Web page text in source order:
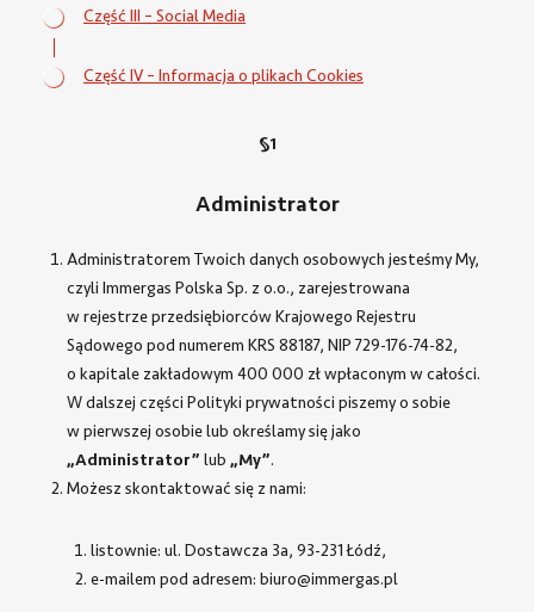
Część III – Social Media
Część IV – Informacja o plikach Cookies
§1
Administrator
Administratorem Twoich danych osobowych jesteśmy My,
czyli Immergas Polska Sp. z o.o., zarejestrowana
w rejestrze przedsiębiorców Krajowego Rejestru
Sądowego pod numerem KRS 88187, NIP 729-176-74-82,
o kapitale zakładowym 400 000 zł wpłaconym w całości.
W dalszej części Polityki prywatności piszemy o sobie
w pierwszej osobie lub określamy się jako
„Administrator” lub „My”.
Możesz skontaktować się z nami:
listownie: ul. Dostawcza 3a, 93-231 Łódź,
e-mailem pod adresem: biuro@immergas.pl